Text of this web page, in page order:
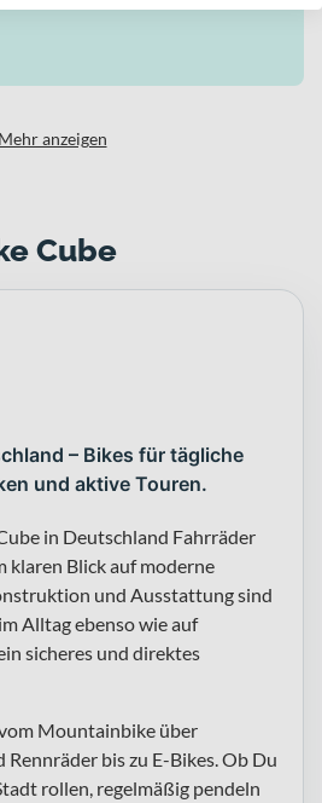
Trail-Technik, geringes Gewicht
einem leistungsstarken Gesamtpaket
ambitionierte Fahrerinnen und Fahrer,
keine Kompromisse eingehen wollen.
Mehr anzeigen
Cube
– Bikes für tägliche
und aktive Touren.
in Deutschland Fahrräder
klaren Blick auf moderne
und Ausstattung sind
Alltag ebenso wie auf
sicheres und direktes
Mountainbike über
Rennräder bis zu E-Bikes. Ob Du
rollen, regelmäßig pendeln